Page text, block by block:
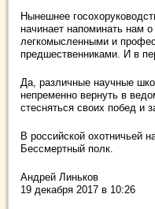
Нынешнее
начинает напоминать нам
легкомысленными и
предшественниками. И в
Да, различные научные
непременно вернуть в
стесняться своих побед и
В российской охотничьей
Бессмертный полк.
Андрей Линьков
19 декабря 2017 в 10:26